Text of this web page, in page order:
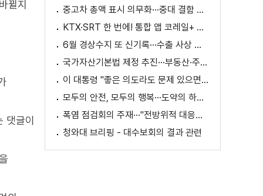
뀔지
글이
중고차 총액 표시 의무화···중대 결함 시 '계약 해제'
KTX·SRT 한 번에! 통합 앱 코레일+ 출시
6월 경상수지 또 신기록···수출 사상 첫 1천억 달러
국가자산기본법 제정 추진···부동산·주식 등 통합 관리
이 대통령 "좋은 의도라도 문제 있으면 성역 없이 고쳐야"
모두의 안전, 모두의 행복···도약의 하반기
폭염 점검회의 주재···"전방위적 대응체계 가동"
청와대 브리핑 - 대수보회의 결과 관련